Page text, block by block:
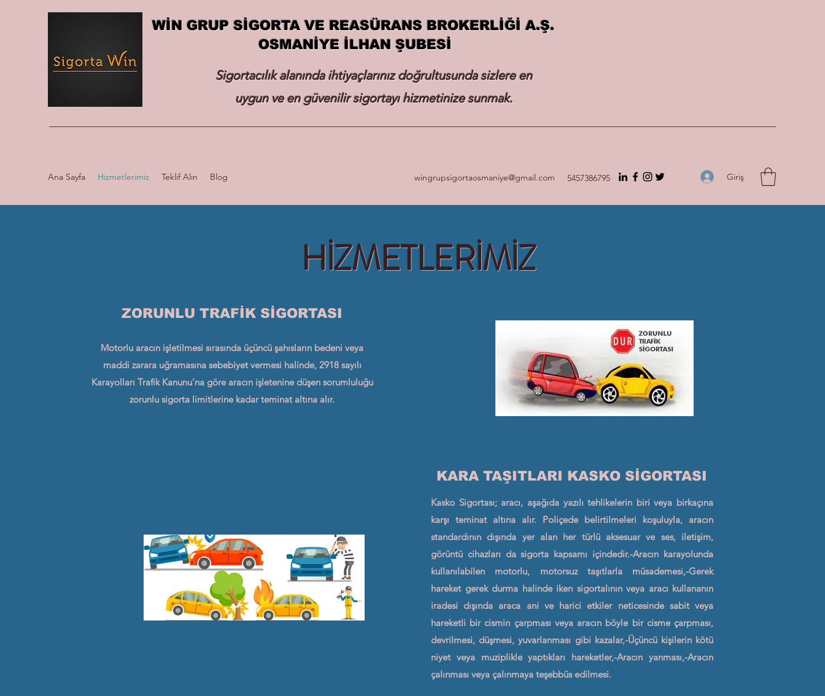
WİN GRUP SİGORTA VE REASÜRANS BROKERLİĞİ A.Ş.
OSMANİYE İLHAN ŞUBESİ
Sigortacılık alanında ihtiyaçlarınız doğrultusunda sizlere en
uygun ve en güvenilir sigortayı hizmetinize sunmak.
Ana Sayfa Hizmetlerimiz Teklif Alın Blog wingrupsigortaosmaniye@gmail.com 5457386795 Giriş
HİZMETLERİMİZ
ZORUNLU TRAFİK SİGORTASI
Motorlu aracın işletilmesi sırasında üçüncü şahısların bedeni veya
maddi zarara uğramasına sebebiyet vermesi halinde, 2918 sayılı
Karayolları Trafik Kanunu’na göre aracın işletenine düşen sorumluluğu
zorunlu sigorta limitlerine kadar teminat altına alır.
KARA TAŞITLARI KASKO SİGORTASI
Kasko Sigortası; aracı, aşağıda yazılı tehlikelerin biri veya birkaçına
karşı teminat altına alır. Poliçede belirtilmeleri koşuluyla, aracın
standardının dışında yer alan her türlü aksesuar ve ses, iletişim,
görüntü cihazları da sigorta kapsamı içindedir.-Aracın karayolunda
kullanılabilen motorlu, motorsuz taşıtlarla müsademesi,-Gerek
hareket gerek durma halinde iken sigortalının veya aracı kullananın
iradesi dışında araca ani ve harici etkiler neticesinde sabit veya
hareketli bir cismin çarpması veya aracın böyle bir cisme çarpması,
devrilmesi, düşmesi, yuvarlanması gibi kazalar,-Üçüncü kişilerin kötü
niyet veya muziplikle yaptıkları hareketler,-Aracın yanması,-Aracın
çalınması veya çalınmaya teşebbüs edilmesi.